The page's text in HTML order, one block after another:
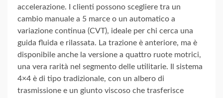
accelerazione. I clienti possono scegliere tra un
cambio manuale a 5 marce o un automatico a
variazione continua (CVT), ideale per chi cerca una
guida fluida e rilassata. La trazione è anteriore, ma è
disponibile anche la versione a quattro ruote motrici,
una vera rarità nel segmento delle utilitarie. Il sistema
4×4 è di tipo tradizionale, con un albero di
trasmissione e un giunto viscoso che trasferisce